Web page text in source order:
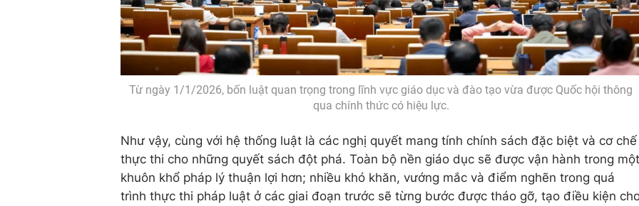
Từ ngày 1/1/2026, bốn luật quan trọng trong lĩnh vực giáo dục và đào tạo vừa được Quốc hội thông
qua chính thức có hiệu lực.
Như vậy, cùng với hệ thống luật là các nghị quyết mang tính chính sách đặc biệt và cơ chế
thực thi cho những quyết sách đột phá. Toàn bộ nền giáo dục sẽ được vận hành trong một
khuôn khổ pháp lý thuận lợi hơn; nhiều khó khăn, vướng mắc và điểm nghẽn trong quá
trình thực thi pháp luật ở các giai đoạn trước sẽ từng bước được tháo gỡ, tạo điều kiện